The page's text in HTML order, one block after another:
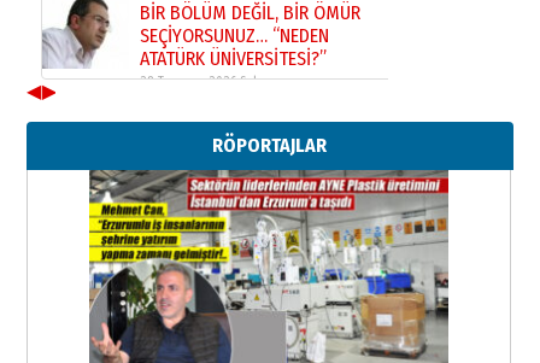
BİR BÖLÜM DEĞİL, BİR ÖMÜR
SEÇİYORSUNUZ… “NEDEN
ATATÜRK ÜNİVERSİTESİ?”
28 Temmuz 2026 Salı
Ahmed Yesevi’den bir Alperen…
”Reisimiz” idi… Hakka yürüdü.!
26 Mart 2026 Perşembe
Cem Bakırcı
Ardında bıraktığı hatıralarıyla
gönül adamı Faruk Terzioğlu!
13 Mayıs 2026 Çarşamba
Esat BİNDESEN
◀▶
RÖPORTAJLAR